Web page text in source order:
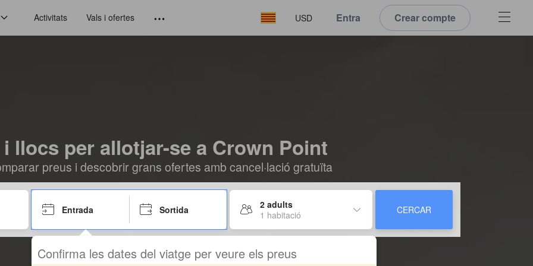
Activitats Vals i ofertes USD Entra Crear compte
llocs per allotjar-se a Crown Point
preus i descobrir grans ofertes amb cancel·lació gratuïta
Entrada Sortida
2 adults
1 habitació
CERCAR
Confirma les dates del viatge per veure els preus